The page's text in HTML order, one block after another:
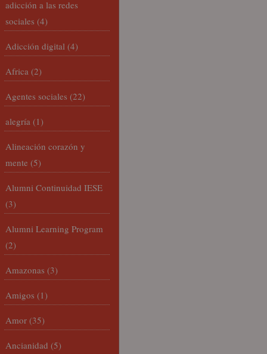
adicción a las redes
sociales (4)
Adicción digital (4)
Africa (2)
Agentes sociales (22)
alegría (1)
Alineación corazón y
mente (5)
Alumni Continuidad IESE
(3)
Alumni Learning Program
(2)
Amazonas (3)
Amigos (1)
Amor (35)
Ancianidad (5)